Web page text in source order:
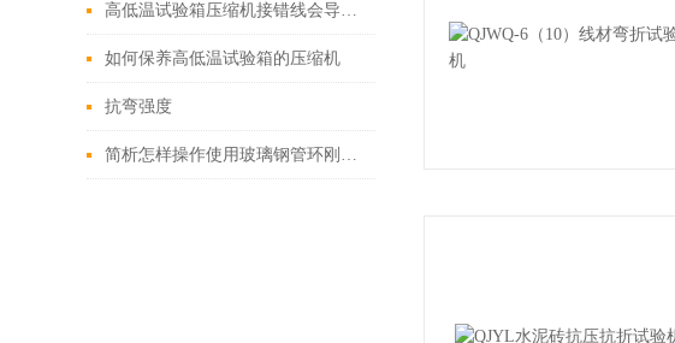
高低温试验箱压缩机接错线会导致什么后果
如何保养高低温试验箱的压缩机
抗弯强度
简析怎样操作使用玻璃钢管环刚度试验机